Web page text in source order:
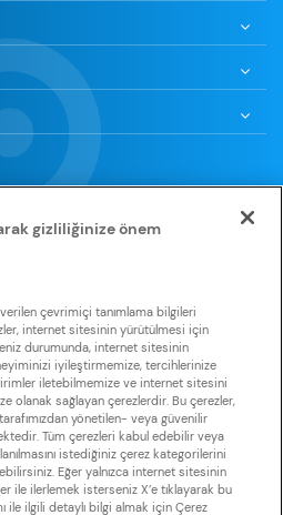
Play Huawei
Store
olan tüm metin, grafik görselleri ve
gizliliğinize önem
çevrimiçi tanımlama bilgileri
internet sitesinin yürütülmesi için
durumunda, internet sitesinin
iyileştirmemize, tercihlerinize
iletebilmemize ve internet sitesini
olanak sağlayan çerezlerdir. Bu çerezler,
yönetilen- veya güvenilir
Tüm çerezleri kabul edebilir veya
istediğiniz çerez kategorilerini
Eğer yalnızca internet sitesinin
ile ilerlemek isterseniz X’e tıklayarak bu
ile ilgili detaylı bilgi almak için Çerez